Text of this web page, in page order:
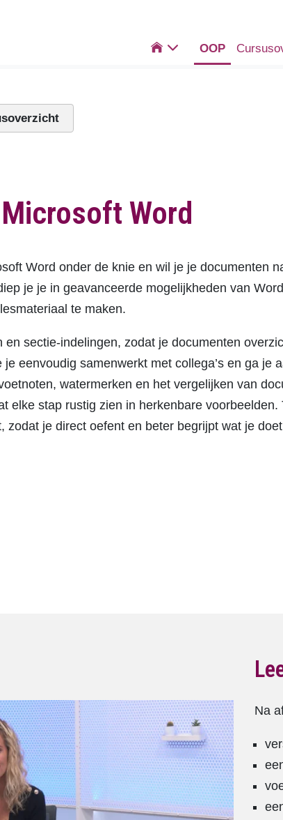
 OOP
Word
Word onder de knie en wil je je documenten
je je in geavanceerde mogelijkheden van
te maken.
en sectie-indelingen, zodat je documenten
eenvoudig samenwerkt met collega’s en ga je
watermerken en het vergelijken van
elke stap rustig zien in herkenbare voorbeelden.
zodat je direct oefent en beter begrijpt wat je
Na